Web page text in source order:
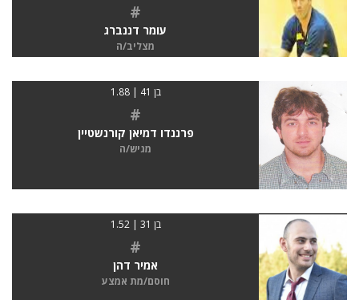
#
עומר דננברג
מצליב/ה
בן 41 | 1.88
#
פרננדו דמיאן קורנשטיין
מגיש/ה
בן 31 | 1.52
#
אמיר דהן
חוסם/מת אמצע